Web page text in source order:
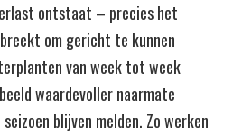
ontstaat – precies het
om gericht te kunnen
van week tot week
waardevoller naarmate
blijven melden. Zo werken